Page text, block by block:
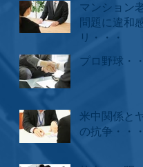
マンション
問題に違和
リ・・・
プロ野球・
米中関係と
の抗争・・